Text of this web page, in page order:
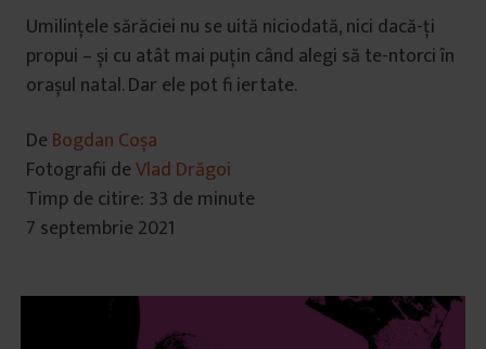
Umilințele sărăciei nu se uită niciodată, nici dacă-ți
propui – și cu atât mai puțin când alegi să te-ntorci în
orașul natal. Dar ele pot fi iertate.
De Bogdan Coșa
Fotografii deVlad Drăgoi
Timp de citire: 33 de minute
7 septembrie 2021